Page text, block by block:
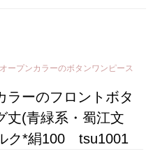
オープンカラーのボタンワンピース
ラーのフロントボタ
丈(青緑系・蜀江文
ク*絹100 tsu1001